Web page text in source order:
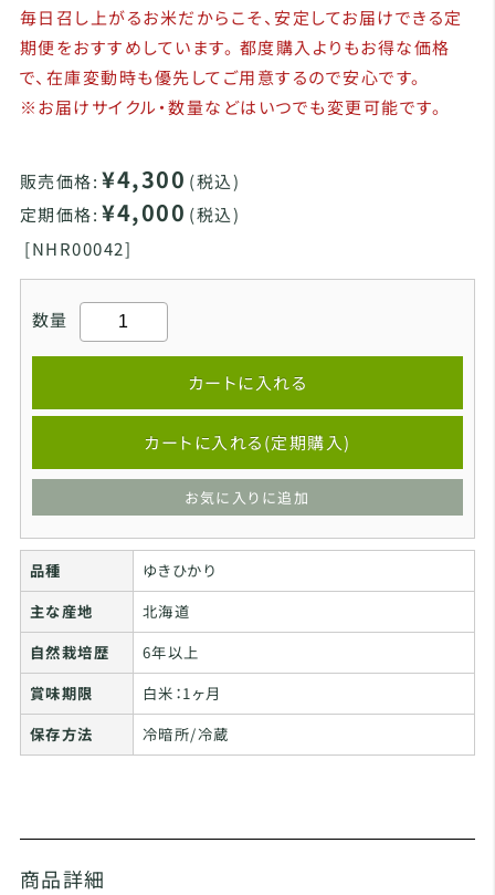
毎日召し上がるお米だからこそ、安定してお届けできる定
期便をおすすめしています。 都度購入よりもお得な価格
で、在庫変動時も優先してご用意するので安心です。
※お届けサイクル・数量などはいつでも変更可能です。
販売価格: ¥4,300 (税込)
定期価格: ¥4,000 (税込)
[NHR00042]
数量
カートに入れる
カートに入れる(定期購入)
お気に入りに追加
品種
ゆきひかり
主な産地
北海道
自然栽培歴
6年以上
賞味期限
白米：1ヶ月
保存方法
冷暗所/冷蔵
商品詳細